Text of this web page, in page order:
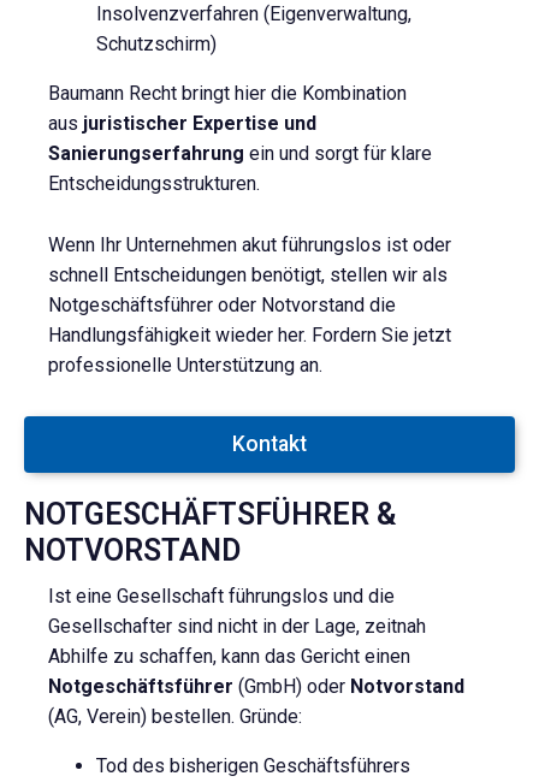
Insolvenzverfahren (Eigenverwaltung,
Schutzschirm)
Baumann Recht bringt hier die Kombination
aus juristischer Expertise und
Sanierungserfahrung ein und sorgt für klare
Entscheidungsstrukturen.
Wenn Ihr Unternehmen akut führungslos ist oder
schnell Entscheidungen benötigt, stellen wir als
Notgeschäftsführer oder Notvorstand die
Handlungsfähigkeit wieder her. Fordern Sie jetzt
professionelle Unterstützung an.
Kontakt
NOTGESCHÄFTSFÜHRER &
NOTVORSTAND
Ist eine Gesellschaft führungslos und die
Gesellschafter sind nicht in der Lage, zeitnah
Abhilfe zu schaffen, kann das Gericht einen
Notgeschäftsführer (GmbH) oder Notvorstand
(AG, Verein) bestellen. Gründe:
Tod des bisherigen Geschäftsführers